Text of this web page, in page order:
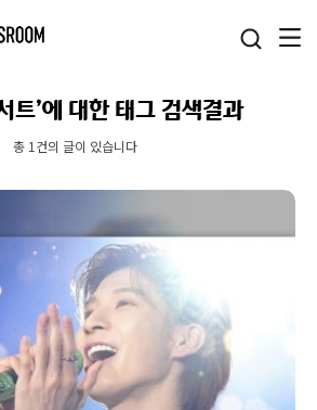
트’에 대한 태그 검색결과
총 1건의 글이 있습니다